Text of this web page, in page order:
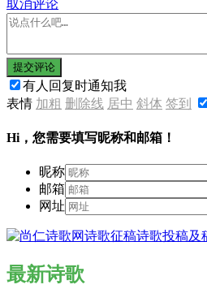
取消评论
提交评论
有人回复时通知我
表情 加粗 删除线 居中 斜体 签到
Hi，您需要填写昵称和邮箱！
昵称
邮箱
网址
最新诗歌